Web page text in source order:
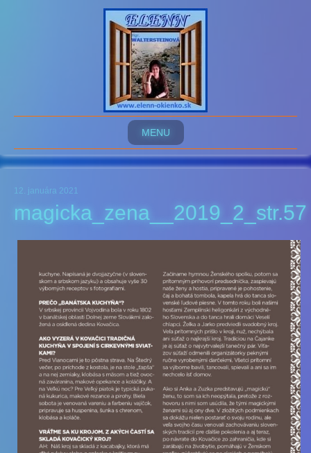
MENU
12. januára 2021
magicka_zena__2019_2_str.57